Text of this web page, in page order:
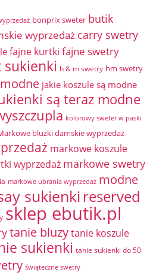
bonprix sweter butik
wyprzedaż carry swetry
fajne kurtki fajne swetry
h & m swetry hm swetry
jakie koszule są modne
są teraz modne
kolorowy sweter w paski
bluzki damskie wyprzedaż
markowe koszule
wyprzedaż markowe swetry
markowe ubrania wyprzedaż modne
sukienki reserved
sklep ebutik.pl
tanie bluzytanie koszule
sukienki tanie sukienki do 50
świąteczne swetry